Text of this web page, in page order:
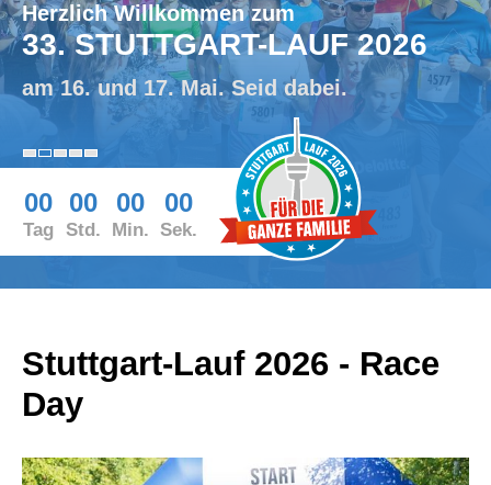
Herzlich Willkommen zum
33. STUTTGART-LAUF 2026
am 16. und 17. Mai. Seid dabei.
00
Tag
00
Std.
00
Min.
00
Sek.
Stuttgart-Lauf 2026 - Race
Day